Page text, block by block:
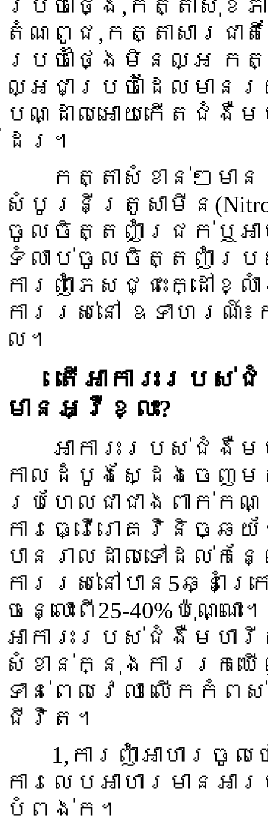
ប្រចាំថ្ងៃ,កត្តាសុខភ
តំណពូជ,កត្តាសារជា
ប្រចាំថ្ងៃមិនល្អ កត្
ល្អជាប្រចាំដែលមាន
បណ្ដាលអោយកើតជំងឺម
ដែរ។
កត្តាសំខាន់ៗមានដូច
សំបូរនីត្រូសាមីន
ចូលចិត្តញ៉ាំជ្រក់ឬអា
ទំលាប់ចូលចិត្តញ៉ាំរប
ការញ៉ាំភេសជ្ជះក្ដៅ
ការរស់នៅ ឧទាហរណ៍៖
ល។
តើអាការះរបស់
មានអ្វីខ្លះ?
អាការះរបស់ជំងឺម
កាលដំបូងស្ដែងចេញមក
ប្រហែលជាជាងពាក់ក
ការធ្វើរោគវិនិច្ឆយ័ថ
បានរាលដាលទៅដល់កន្
ការរស់នៅបាន5ឆ្នាំក្
ចន្លោះពី25-40%ប៉ុណ្ណ
អាការះរបស់ជំងឺមហារី
សំខាន់ក្នុងការរកឃើ
ទាន់ពេលវេលា លើកកំ
ជីវិត។
1,ការញ៉ាំអាហារចូ
ការលេបអាហារមានអ
បំពង់ក។